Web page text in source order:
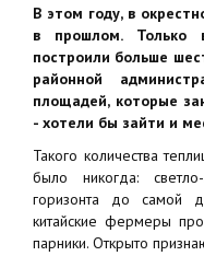
В этом году, в
в прошлом. Только
построили больше
районной
площадей, которые
- хотели бы зайти и
Такого количества
было никогда:
горизонта до самой
китайские фермеры
парники. Открыто